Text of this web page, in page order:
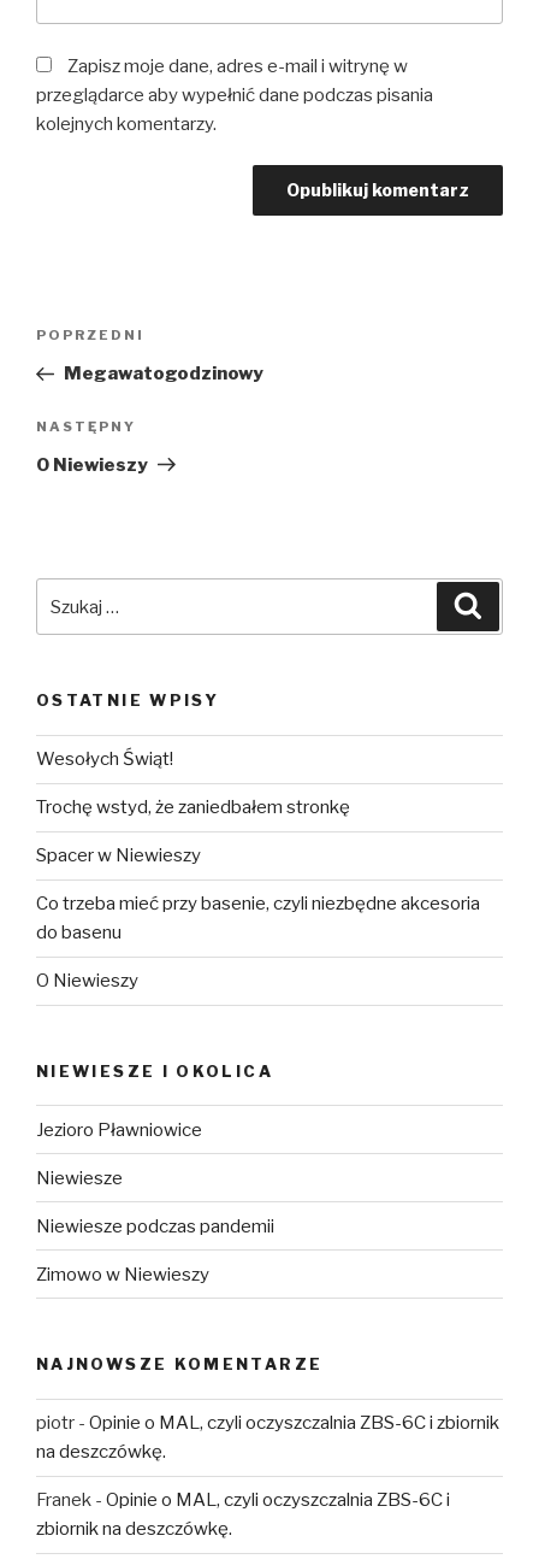
Zapisz moje dane, adres e-mail i witrynę w
przeglądarce aby wypełnić dane podczas pisania
kolejnych komentarzy.
Nawigacja
Poprzedni
wpis
POPRZEDNI
Megawatogodzinowy
Następny
wpis
NASTĘPNY
O Niewieszy
OSTATNIE WPISY
Wesołych Świąt!
Trochę wstyd, że zaniedbałem stronkę
Spacer w Niewieszy
Co trzeba mieć przy basenie, czyli niezbędne akcesoria
do basenu
O Niewieszy
NIEWIESZE I OKOLICA
Jezioro Pławniowice
Niewiesze
Niewiesze podczas pandemii
Zimowo w Niewieszy
NAJNOWSZE KOMENTARZE
piotr - Opinie o MAL, czyli oczyszczalnia ZBS-6C i zbiornik
na deszczówkę.
Franek - Opinie o MAL, czyli oczyszczalnia ZBS-6C i
zbiornik na deszczówkę.